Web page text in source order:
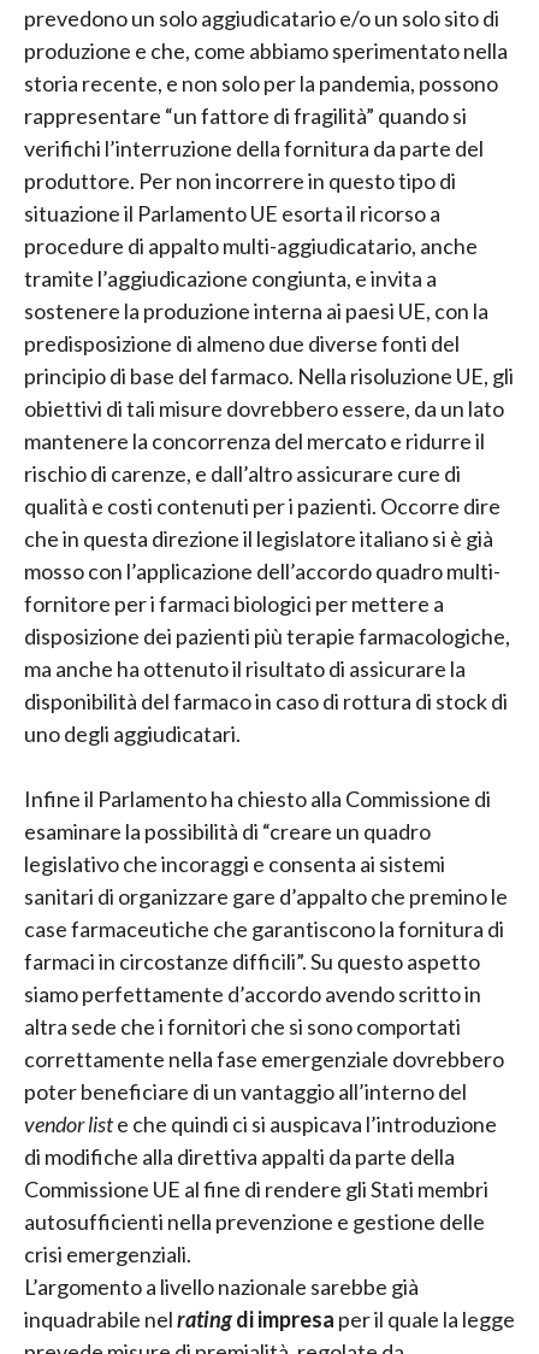
prevedono un solo aggiudicatario e/o un solo sito di
produzione e che, come abbiamo sperimentato nella
storia recente, e non solo per la pandemia, possono
rappresentare “un fattore di fragilità” quando si
verifichi l’interruzione della fornitura da parte del
produttore. Per non incorrere in questo tipo di
situazione il Parlamento UE esorta il ricorso a
procedure di appalto multi-aggiudicatario, anche
tramite l’aggiudicazione congiunta, e invita a
sostenere la produzione interna ai paesi UE, con la
predisposizione di almeno due diverse fonti del
principio di base del farmaco. Nella risoluzione UE, gli
obiettivi di tali misure dovrebbero essere, da un lato
mantenere la concorrenza del mercato e ridurre il
rischio di carenze, e dall’altro assicurare cure di
qualità e costi contenuti per i pazienti. Occorre dire
che in questa direzione il legislatore italiano si è già
mosso con l’applicazione dell’accordo quadro multi-
fornitore per i farmaci biologici per mettere a
disposizione dei pazienti più terapie farmacologiche,
ma anche ha ottenuto il risultato di assicurare la
disponibilità del farmaco in caso di rottura di stock di
uno degli aggiudicatari.
Infine il Parlamento ha chiesto alla Commissione di
esaminare la possibilità di “creare un quadro
legislativo che incoraggi e consenta ai sistemi
sanitari di organizzare gare d’appalto che premino le
case farmaceutiche che garantiscono la fornitura di
farmaci in circostanze difficili”. Su questo aspetto
siamo perfettamente d’accordo avendo scritto in
altra sede che i fornitori che si sono comportati
correttamente nella fase emergenziale dovrebbero
poter beneficiare di un vantaggio all’interno del
vendor liste che quindi ci si auspicava l’introduzione
di modifiche alla direttiva appalti da parte della
Commissione UE al fine di rendere gli Stati membri
autosufficienti nella prevenzione e gestione delle
crisi emergenziali.
L’argomento a livello nazionale sarebbe già
inquadrabile nelratingdi impresa per il quale la legge